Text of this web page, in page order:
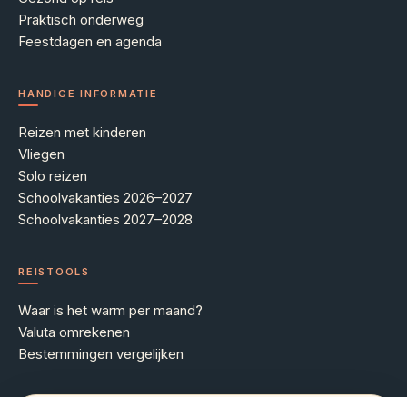
Praktisch onderweg
Feestdagen en agenda
HANDIGE INFORMATIE
Reizen met kinderen
Vliegen
Solo reizen
Schoolvakanties 2026–2027
Schoolvakanties 2027–2028
REISTOOLS
Waar is het warm per maand?
Valuta omrekenen
Bestemmingen vergelijken